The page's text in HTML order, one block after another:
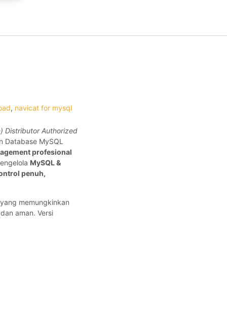
, navicat for mysql
Distributor Authorized
MySQL
profesional
MySQL &
penuh,
memungkinkan
aman. Versi